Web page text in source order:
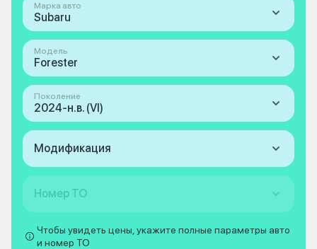
Марка авто
Subaru
Модель
Forester
Поколение
2024-н.в. (VI)
Модификация
Номер ТО
Чтобы увидеть цены, укажите полные параметры авто
и номер ТО